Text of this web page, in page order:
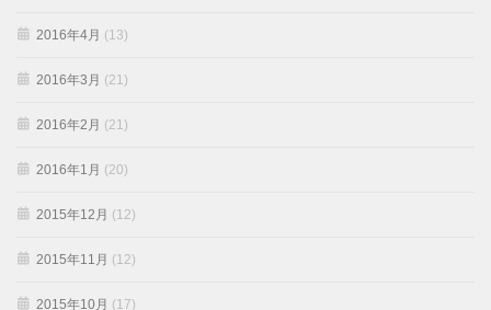
2016年4月 (13)
2016年3月 (21)
2016年2月 (21)
2016年1月 (20)
2015年12月 (12)
2015年11月 (12)
2015年10月 (17)